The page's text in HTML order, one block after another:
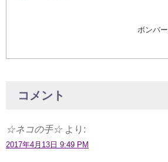
ボンバ
コメント
☆ネコの手☆ より:
2017年4月13日 9:49 PM